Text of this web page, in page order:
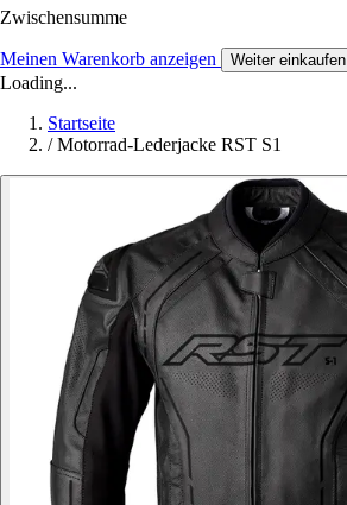
Zwischensumme
Meinen Warenkorb anzeigen Weiter einkaufen
Loading...
Startseite
/ Motorrad-Lederjacke RST S1